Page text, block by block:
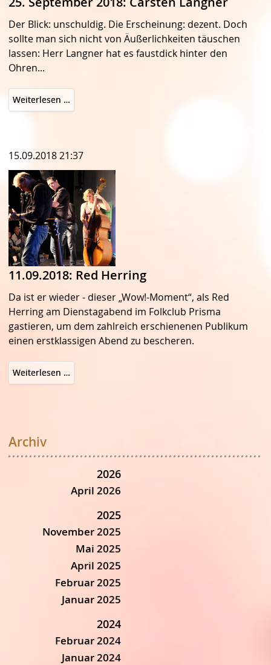
Der Blick: unschuldig. Die Erscheinung: dezent. Doch
sollte man sich nicht von Äußerlichkeiten täuschen
lassen: Herr Langner hat es faustdick hinter den
Ohren...
Weiterlesen …
September
Langner
15.09.2018 21:37
11.09.2018: Red Herring
Da ist er wieder - dieser „Wow!-Moment“, als Red
Herring am Dienstagabend im Folkclub Prisma
gastieren, um dem zahlreich erschienenen Publikum
einen erstklassigen Abend zu bescheren.
Weiterlesen …
Red
Archiv
2026
April 2026
2025
November 2025
Mai 2025
April 2025
Februar 2025
Januar 2025
2024
Februar 2024
Januar 2024